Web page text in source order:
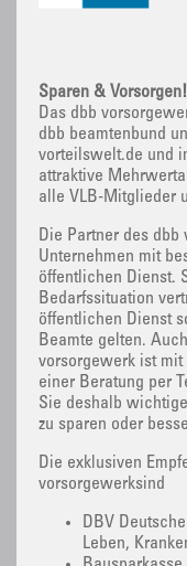
Sparen & Vorsorgen!
Das dbb
dbb beamtenbund
vorteilswelt.de und
attraktive
alle VLB-Mitglieder
Die Partner des
Unternehmen mit
öffentlichen Dienst.
Bedarfssituation
öffentlichen Dienst
Beamte gelten.
vorsorgewerk ist
einer Beratung per
Sie deshalb
zu sparen oder
Die exklusiven
vorsorgewerksind
DBV
Leben,